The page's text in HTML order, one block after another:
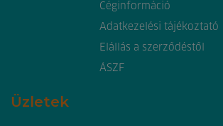
Céginformáció
Adatkezelési tájékoztató
Elállás a szerződéstől
ÁSZF
Üzletek